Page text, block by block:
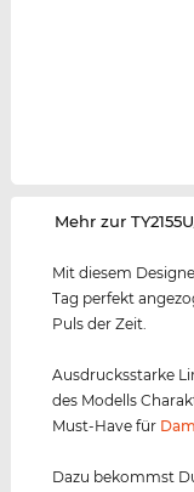
‌Mehr zur
Mit diesem
Tag perfekt
Puls der Zeit.
Ausdrucksstarke
des Modells
Must-Have für
Dazu bekommst